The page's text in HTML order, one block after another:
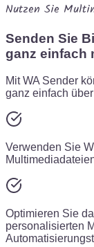
Nutzen Sie
Senden Sie
ganz einfach
Mit WA Sender
ganz einfach
Verwenden Sie
Optimieren Sie
personalisierten